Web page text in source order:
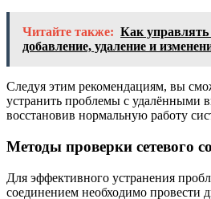
Читайте также: Как
добавление, удаление и
Следуя этим рекомендациям, вы
устранить проблемы с удалёнными
восстановив нормальную работу
Методы проверки сетевого
Для эффективного устранения
соединением необходимо провести